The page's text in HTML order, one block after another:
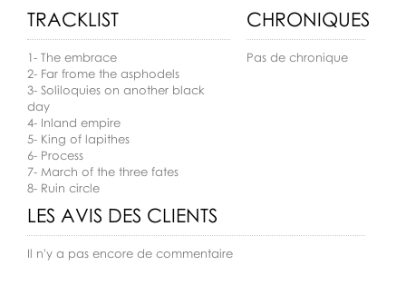
TRACKLIST
1- The embrace
2- Far frome the asphodels
3- Soliloquies on another black
day
4- Inland empire
5- King of lapithes
6- Process
7- March of the three fates
8- Ruin circle
CHRONIQUES
Pas de chronique
LES AVIS DES CLIENTS
Il n'y a pas encore de commentaire